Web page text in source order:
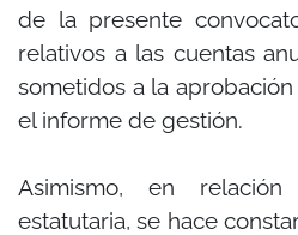
de la presente
relativos a las cuentas
sometidos a la
el informe de gestión.
Asimismo, en
estatutaria, se hace